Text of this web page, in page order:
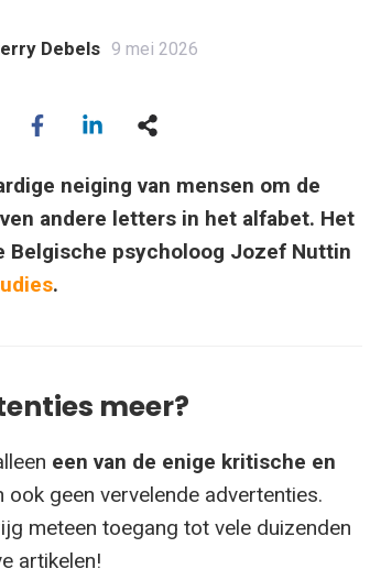
Debels 9 mei 2026
neiging van mensen om de
andere letters in het alfabet. Het
Belgische psycholoog Jozef Nuttin
.
meer?
een van de enige kritische en
ook geen vervelende advertenties.
meteen toegang tot vele duizenden
artikelen!